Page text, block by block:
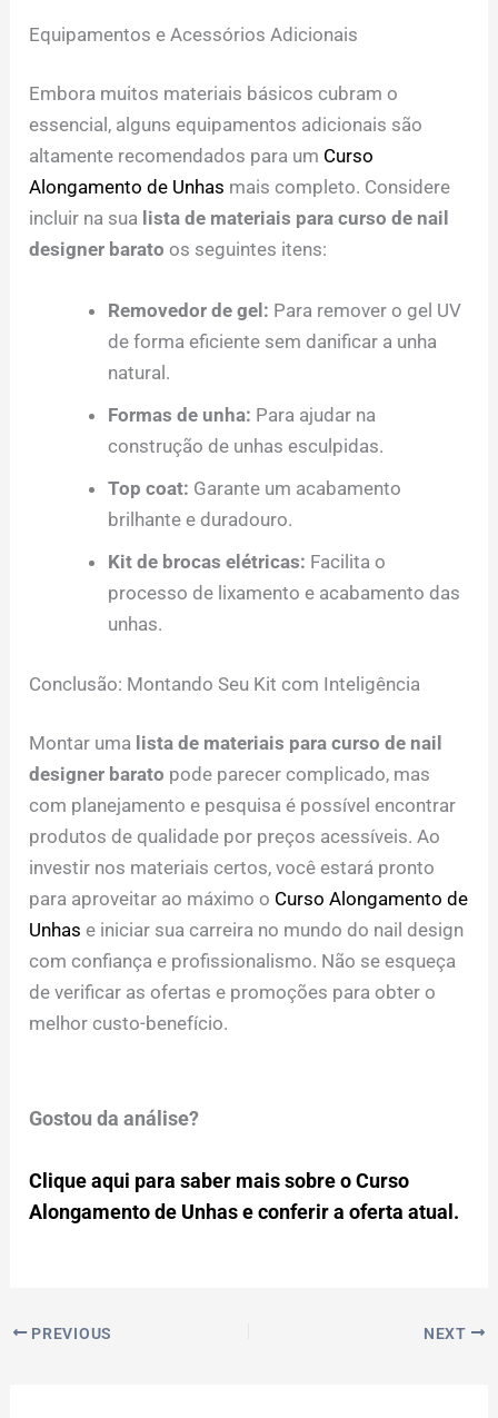
Equipamentos e Acessórios Adicionais
Embora muitos materiais básicos cubram o
essencial, alguns equipamentos adicionais são
altamente recomendados para um Curso
Alongamento de Unhas mais completo. Considere
incluir na sua lista de materiais para curso de nail
designer barato os seguintes itens:
Removedor de gel: Para remover o gel UV
de forma eficiente sem danificar a unha
natural.
Formas de unha: Para ajudar na
construção de unhas esculpidas.
Top coat: Garante um acabamento
brilhante e duradouro.
Kit de brocas elétricas: Facilita o
processo de lixamento e acabamento das
unhas.
Conclusão: Montando Seu Kit com Inteligência
Montar uma lista de materiais para curso de nail
designer barato pode parecer complicado, mas
com planejamento e pesquisa é possível encontrar
produtos de qualidade por preços acessíveis. Ao
investir nos materiais certos, você estará pronto
para aproveitar ao máximo o Curso Alongamento de
Unhas e iniciar sua carreira no mundo do nail design
com confiança e profissionalismo. Não se esqueça
de verificar as ofertas e promoções para obter o
melhor custo-benefício.
Gostou da análise?
Clique aqui para saber mais sobre o Curso
Alongamento de Unhas e conferir a oferta atual.
PREVIOUS NEXT